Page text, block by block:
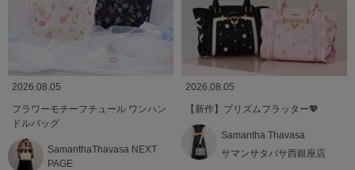
2026.08.05
フラワーモチーフチュール ワンハン
ドルバッグ
SamanthaThavasa NEXT
PAGE
2026.08.05
【新作】プリズムフラッター💖
Samantha Thavasa
サマンサタバサ西銀座店